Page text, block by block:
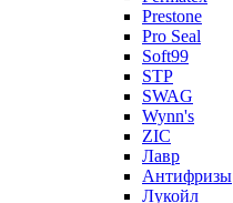
Prestone
Pro Seal
Soft99
STP
SWAG
Wynn's
ZIC
Лавр
Антифризы
Лукойл